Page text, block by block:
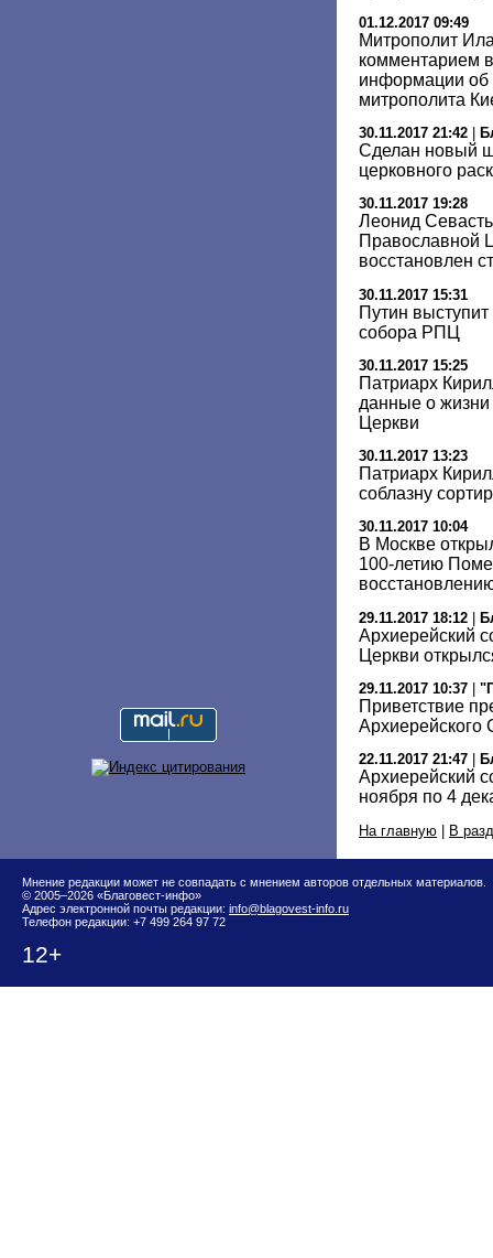
01.12.2017 09:49
Митрополит
комментарием
информации
митрополита
30.11.2017 21:42
Сделан новый
церковного
30.11.2017 19:28
Леонид
Православной
восстановлен
30.11.2017 15:31
Путин
собора РПЦ
30.11.2017 15:25
Патриарх
данные о
Церкви
30.11.2017 13:23
Патриарх
соблазну
30.11.2017 10:04
В Москве
100-летию
29.11.2017 18:12
Архиерейский
Церкви
29.11.2017 10:37
Приветствие
22.11.2017 21:47
Архиерейский
ноября по 4
На главную В
Мнение редакции может не совпадать с мнением авторов отдельных материалов.
© 2005–2026 «Благовест-инфо»
Адрес электронной почты редакции: info@blagovest-info.ru
Телефон редакции: +7 499 264 97 72
12+